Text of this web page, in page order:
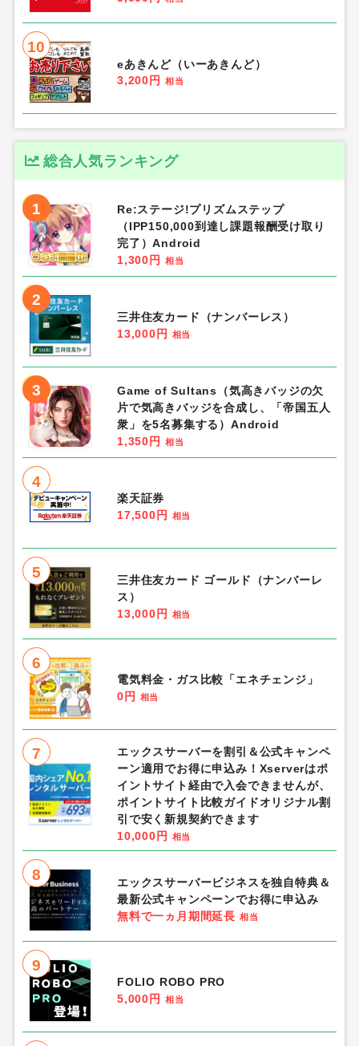
10
eあきんど（いーあきんど）
3,200円
相当
総合人気ランキング
1
Re:ステージ!プリズムステップ
（IPP150,000到達し課題報酬受け取り
完了）Android
1,300円
相当
2
三井住友カード（ナンバーレス）
13,000円
相当
3
Game of Sultans（気高きバッジの欠
片で気高きバッジを合成し、「帝国五人
衆」を5名募集する）Android
1,350円
相当
4
楽天証券
17,500円
相当
5
三井住友カード ゴールド（ナンバーレ
ス）
13,000円
相当
6
電気料金・ガス比較「エネチェンジ」
0円
相当
7
エックスサーバーを割引＆公式キャンペ
ーン適用でお得に申込み！Xserverはポ
イントサイト経由で入会できませんが、
ポイントサイト比較ガイドオリジナル割
引で安く新規契約できます
10,000円
相当
8
エックスサーバービジネスを独自特典＆
最新公式キャンペーンでお得に申込み
無料で一ヵ月期間延長 相当
9
FOLIO ROBO PRO
5,000円
相当